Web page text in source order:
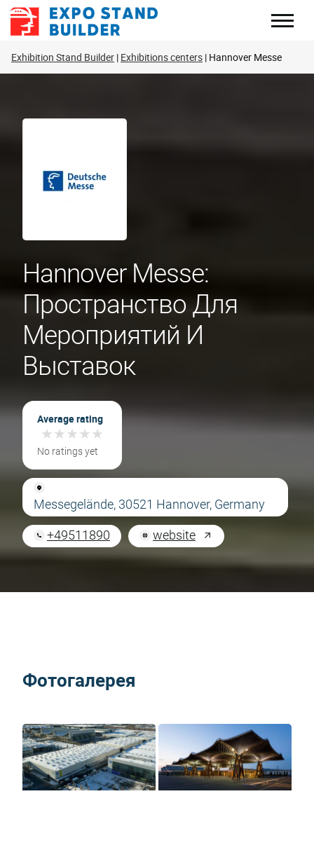
Перейти
Exhibition Stand Builder Exhibitions centers Hannover Messe
Hannover Messe:
Пространство Для
Мероприятий И
Выставок
Average rating
★★★★★
★★★★★
No ratings yet
Messegelände, 30521 Hannover, Germany
+49511890 website
Фотогалерея